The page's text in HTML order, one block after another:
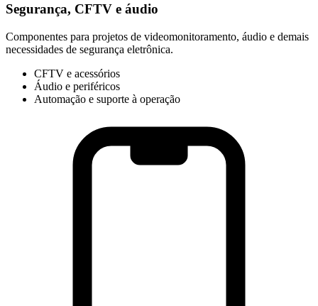
Segurança, CFTV e áudio
Componentes para projetos de videomonitoramento, áudio e demais
necessidades de segurança eletrônica.
CFTV e acessórios
Áudio e periféricos
Automação e suporte à operação